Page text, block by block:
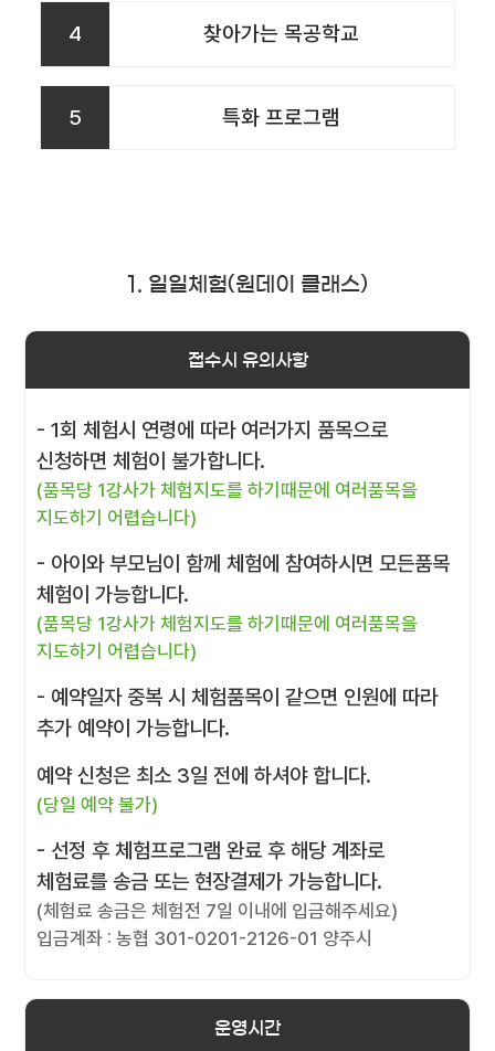
4 찾아가는 목공학교
5 특화 프로그램
1. 일일체험(원데이 클래스)
접수시 유의사항
- 1회 체험시 연령에 따라 여러가지 품목으로
신청하면 체험이 불가합니다.
(품목당 1강사가 체험지도를 하기때문에 여러품목을
지도하기 어렵습니다)
- 아이와 부모님이 함께 체험에 참여하시면 모든품목
체험이 가능합니다.
(품목당 1강사가 체험지도를 하기때문에 여러품목을
지도하기 어렵습니다)
- 예약일자 중복 시 체험품목이 같으면 인원에 따라
추가 예약이 가능합니다.
예약 신청은 최소 3일 전에 하셔야 합니다.
(당일 예약 불가)
- 선정 후 체험프로그램 완료 후 해당 계좌로
체험료를 송금 또는 현장결제가 가능합니다.
(체험료 송금은 체험전 7일 이내에 입금해주세요)
입금계좌 : 농협 301-0201-2126-01 양주시
운영시간